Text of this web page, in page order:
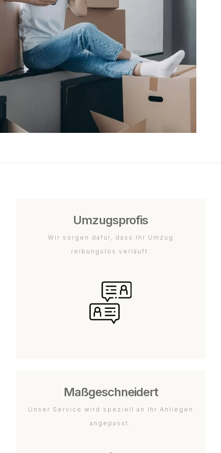
Umzugsprofis
Wir sorgen dafür, dass Ihr Umzug
reibungslos verläuft.
Maßgeschneidert
Unser Service wird speziell an Ihr Anliegen
angepasst.